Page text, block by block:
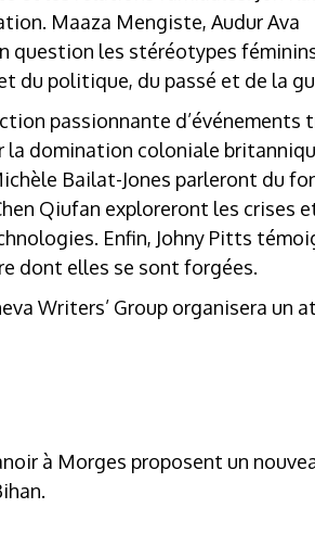
Maaza Mengiste, Audur Ava
les stéréotypes
du politique, du passé et de la
passionnante d’événements
la domination coloniale
Bailat-Jones parleront du
Qiufan exploreront les crises
Enfin, Johny Pitts
dont elles se sont forgées.
Writers’ Group organisera un
à Morges proposent un